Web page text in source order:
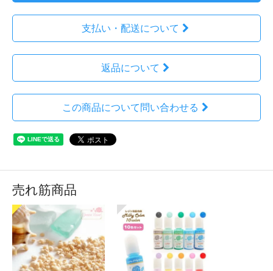
支払い・配送について
返品について
この商品について問い合わせる
売れ筋商品